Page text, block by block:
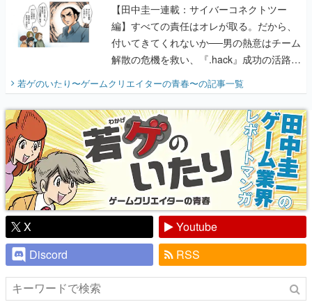
【田中圭一連載：サイバーコネクトツー
編】すべての責任はオレが取る。だから、
付いてきてくれないか──男の熱意はチーム
解散の危機を救い、『.hack』成功の活路を
開く。業界の快男児・松山 洋に流れる血は
『少年ジャンプ』色だった【若ゲのいた
り】
若ゲのいたり〜ゲームクリエイターの青春〜の記事一覧
X
Youtube
Discord
RSS